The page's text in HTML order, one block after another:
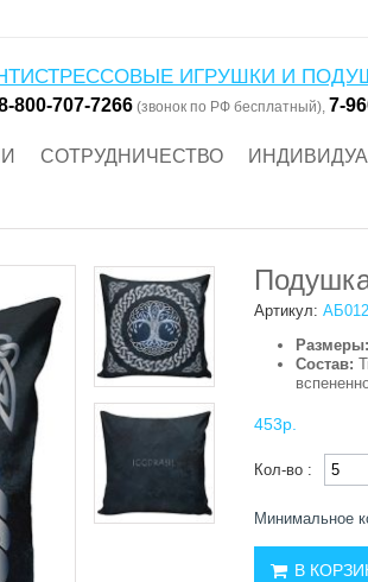
ИГРУШКИ И
800-707-7266 (звонок по РФ бесплатный), 7-
СОТРУДНИЧЕСТВО
Артикул:
Размеры:
Состав:
453р.
Кол-во :
Минимальное
В